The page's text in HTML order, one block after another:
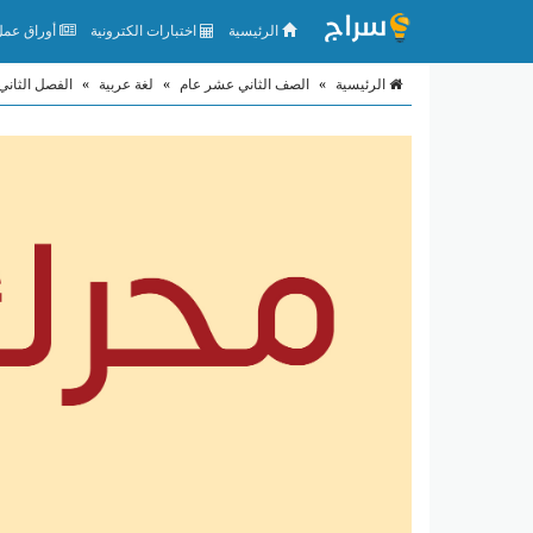
الرئيسية اختبارات الكترونية أوراق
الرئيسية » الصف الثاني عشر عام » لغة عربية » الفصل